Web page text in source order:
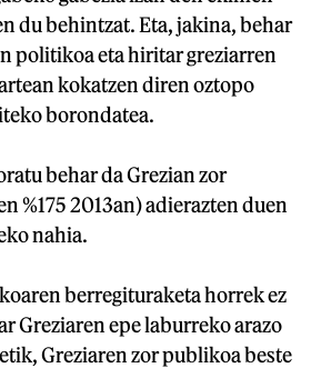
du behintzat. Eta, jakina, behar
politikoa eta hiritar greziarren
kokatzen diren oztopo
borondatea.
behar da Grezian zor
%175 2013an) adierazten duen
nahia.
berregituraketa horrek ez
Greziaren epe laburreko arazo
Greziaren zor publikoa beste